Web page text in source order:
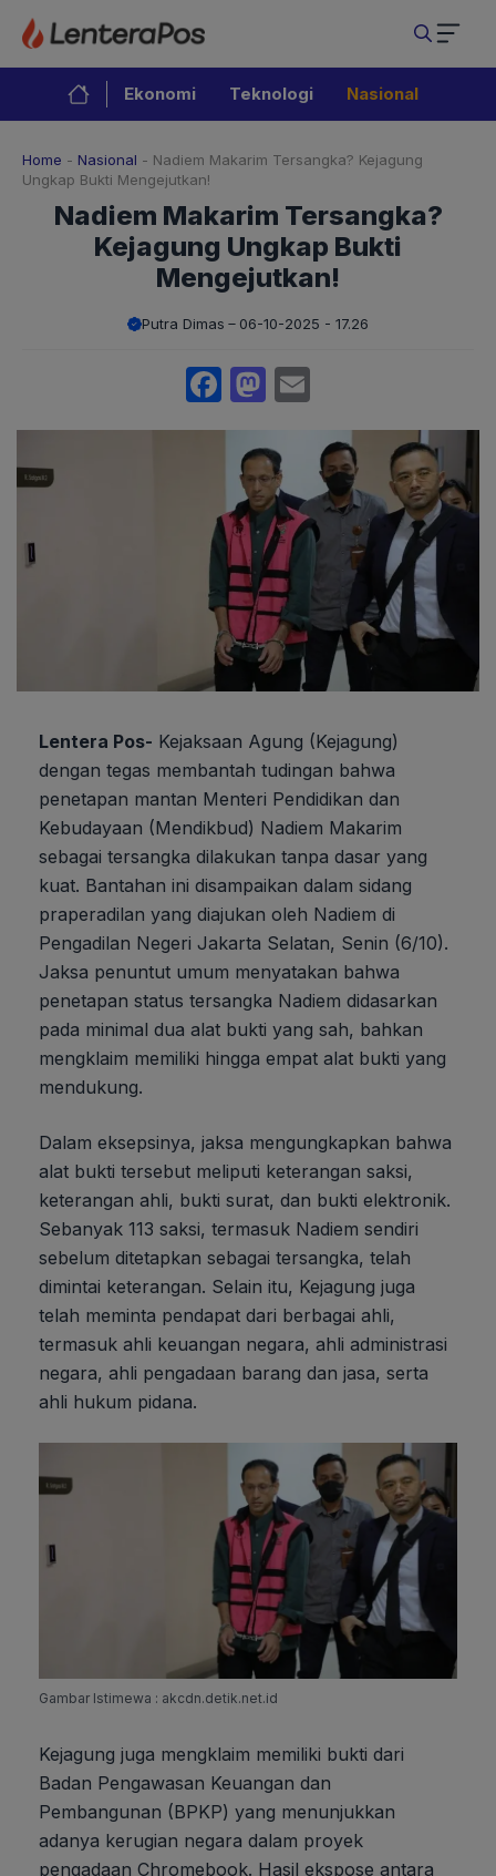
Langsung
isi
Ekonomi Teknologi Nasional
Home - Nasional - Nadiem Makarim Tersangka? Kejagung
Ungkap Bukti Mengejutkan!
Nadiem Makarim Tersangka?
Kejagung Ungkap Bukti
Mengejutkan!
Putra Dimas 06-10-2025 - 17.26
Facebook
Mastodon
Lentera Pos- Kejaksaan Agung (Kejagung)
dengan tegas membantah tudingan bahwa
penetapan mantan Menteri Pendidikan dan
Kebudayaan (Mendikbud) Nadiem Makarim
sebagai tersangka dilakukan tanpa dasar yang
kuat. Bantahan ini disampaikan dalam sidang
praperadilan yang diajukan oleh Nadiem di
Pengadilan Negeri Jakarta Selatan, Senin (6/10).
Jaksa penuntut umum menyatakan bahwa
penetapan status tersangka Nadiem didasarkan
pada minimal dua alat bukti yang sah, bahkan
mengklaim memiliki hingga empat alat bukti yang
mendukung.
Dalam eksepsinya, jaksa mengungkapkan bahwa
alat bukti tersebut meliputi keterangan saksi,
keterangan ahli, bukti surat, dan bukti elektronik.
Sebanyak 113 saksi, termasuk Nadiem sendiri
sebelum ditetapkan sebagai tersangka, telah
dimintai keterangan. Selain itu, Kejagung juga
telah meminta pendapat dari berbagai ahli,
termasuk ahli keuangan negara, ahli administrasi
negara, ahli pengadaan barang dan jasa, serta
ahli hukum pidana.
Gambar Istimewa : akcdn.detik.net.id
Kejagung juga mengklaim memiliki bukti dari
Badan Pengawasan Keuangan dan
Pembangunan (BPKP) yang menunjukkan
adanya kerugian negara dalam proyek
pengadaan Chromebook. Hasil ekspose antara